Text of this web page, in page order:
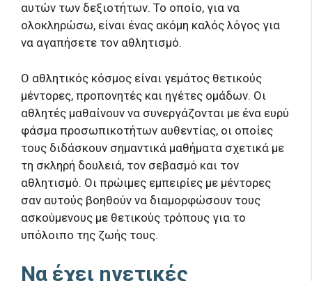
αυτών των δεξιοτήτων. Το οποίο, για να
ολοκληρώσω, είναι ένας ακόμη καλός λόγος για
να αγαπήσετε τον αθλητισμό.
Ο αθλητικός κόσμος είναι γεμάτος θετικούς
μέντορες, προπονητές και ηγέτες ομάδων. Οι
αθλητές μαθαίνουν να συνεργάζονται με ένα ευρύ
φάσμα προσωπικοτήτων αυθεντίας, οι οποίες
τους διδάσκουν σημαντικά μαθήματα σχετικά με
τη σκληρή δουλειά, τον σεβασμό και τον
αθλητισμό. Οι πρώιμες εμπειρίες με μέντορες
σαν αυτούς βοηθούν να διαμορφώσουν τους
ασκούμενους με θετικούς τρόπους για το
υπόλοιπο της ζωής τους.
Να έχει ηγετικές